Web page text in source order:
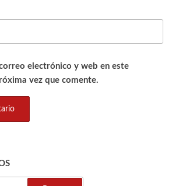
electrónico y web en este
vez que comente.